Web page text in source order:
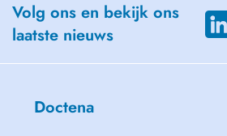
Volg ons en bekijk ons
laatste nieuws
Doctena